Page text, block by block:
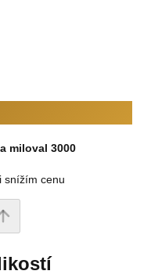
miloval 3000
snížím cenu